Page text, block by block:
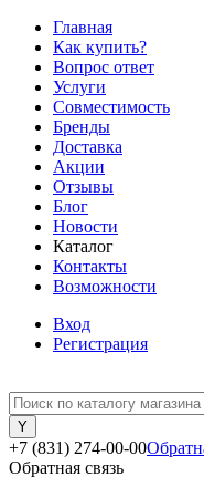
Главная
Как купить?
Вопрос ответ
Услуги
Совместимость
Бренды
Доставка
Акции
Отзывы
Блог
Новости
Каталог
Контакты
Возможности
Вход
Регистрация
+7 (831) 274-00-00
Обратная связь